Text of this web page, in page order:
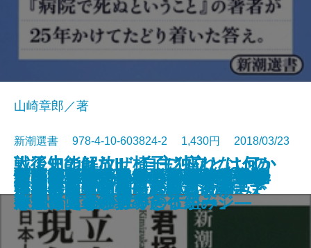
世界史を変えた新素材
マーガレット・サッチャー―政治
を変えた「鉄の女」―
人工知能はなぜ椅子に座れないの
か―情報化社会における「知」と
「生命」―
戦後史の解放II 自主独立とは何か
前編―敗戦から日本国憲法制定ま
で―
戦後史の解放II 自主独立とは何か
後編―冷戦開始から講和条約まで
―
【中東大混迷を解く】シーア派と
スンニ派
高畠素之の亡霊―ある国家社会主
義者の危険な思想―
性の進化史―いまヒトの染色体で
何が起きているのか―
経済学者たちの日米開戦―秋丸機
関「幻の報告書」の謎を解く―
「在宅ホスピス」という仕組み
山崎章郎／著
新潮選書 978-4-10-603824-2 1,430円 2018/03/23
書籍電子書籍あり
立憲君主制の現在―日本人は「象
徴天皇」を維持できるか―
いま蘇る柳田國男の農政改革
未完の西郷隆盛―日本人はなぜ論
じ続けるのか―
モノに心はあるのか―動物行動学
から考える「世界の仕組み」―
ごまかさない仏教―仏・法・僧か
ら問い直す―
「ポスト・グローバル時代」の地
政学
日本神話はいかに描かれてきたか
―近代国家が求めたイメージ―
重力波 発見！―新しい天文学の扉
を開く黄金のカギ―
親鸞と日本主義
中国はなぜ軍拡を続けるのか